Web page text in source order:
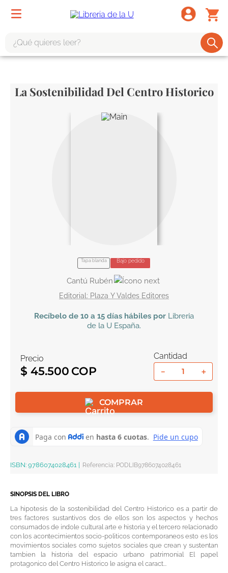
La Sostenibilidad Del Centro Historico
Tapa blanda Bajo pedido
Cantú Rubén
Plaza Y Valdes Editores
Recíbelo de 10 a 15 días hábiles por Libreria
de la U España.
Precio
$ 45.500
Cantidad
＋
－
COMPRAR
ISBN: 9786074028461 Referencia: PODLIB9786074028461
SINOPSIS DEL LIBRO
La hipotesis de la sostenibilidad del Centro Historico es a partir de
tres factores sustantivos dos de ellos son los aspectos y hechos
consumados de indole cultural arte e historia y el tercero relacionado
con los acontecimientos socio-politicos contemporaneos esto es los
movimientos sociales como sujetos sociales que crean y sustentan
tambien la historia del espacio urbano patrimonial El papel
protagonico del Centro Historico le asigna el caract...